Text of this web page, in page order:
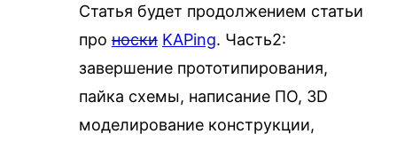
Статья будет продолжением статьи
проноски KAPing. Часть2:
завершение прототипирования,
пайка схемы, написание ПО, 3D
моделирование конструкции,